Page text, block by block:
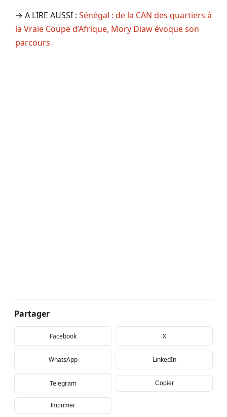
→ A LIRE AUSSI : Sénégal : de la CAN des quartiers à
la Vraie Coupe d’Afrique, Mory Diaw évoque son
parcours
Partager
Facebook X
WhatsApp LinkedIn
Telegram Copier
Imprimer